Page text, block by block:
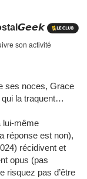
son activité
ses noces, Grace
qui la traquent…
lui-même
réponse est non),
récidivent et
opus (pas
risquez pas d’être